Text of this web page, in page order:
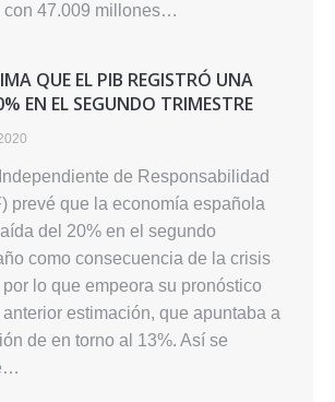
con 47.009 millones…
QUE EL PIB REGISTRÓ UNA
EN EL SEGUNDO TRIMESTRE
de Responsabilidad
prevé que la economía española
del 20% en el segundo
como consecuencia de la crisis
lo que empeora su pronóstico
estimación, que apuntaba a
de en torno al 13%. Así se